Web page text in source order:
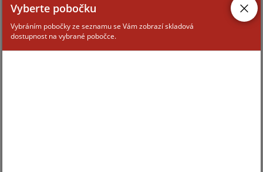
Vyberte pobočku
Vybráním pobočky ze seznamu se Vám zobrazí skladová
dostupnost na vybrané pobočce.